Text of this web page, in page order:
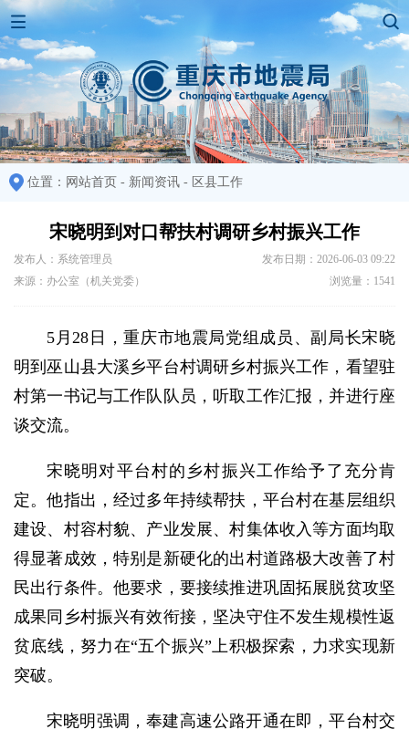
位置： 网站首页 - 新闻资讯 - 区县工作
宋晓明到对口帮扶村调研乡村振兴工作
发布人：系统管理员
发布日期：2026-06-03 09:22
来源：办公室（机关党委）
浏览量：1541
5月28日，重庆市地震局党组成员、副局长宋晓
明到巫山县大溪乡平台村调研乡村振兴工作，看望驻
村第一书记与工作队队员，听取工作汇报，并进行座
谈交流。
宋晓明对平台村的乡村振兴工作给予了充分肯
定。他指出，经过多年持续帮扶，平台村在基层组织
建设、村容村貌、产业发展、村集体收入等方面均取
得显著成效，特别是新硬化的出村道路极大改善了村
民出行条件。他要求，要接续推进巩固拓展脱贫攻坚
成果同乡村振兴有效衔接，坚决守住不发生规模性返
贫底线，努力在“五个振兴”上积极探索，力求实现新
突破。
宋晓明强调，奉建高速公路开通在即，平台村交